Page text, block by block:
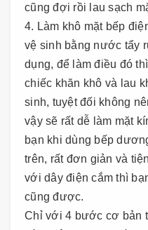
cũng đợi rồi lau sạch
4. Làm khô mặt bếp
vệ sinh bằng nước tẩy
dụng, để làm điều đó
chiếc khăn khô và lau
sinh, tuyệt đối không
vậy sẽ rất dễ làm mặt
bạn khi dùng bếp
trên, rất đơn giản và
với dây điện cắm thì
cũng được.
Chỉ với 4 bước cơ bản